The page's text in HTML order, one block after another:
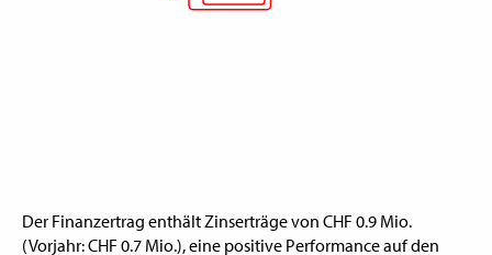
Der Finanzertrag enthält Zinserträge von CHF 0.9 Mio.
(Vorjahr: CHF 0.7 Mio.), eine positive Performance auf den